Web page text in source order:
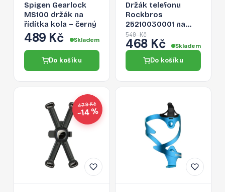
Spigen Gearlock
MS100 držák na
řídítka kola – černý
489 Kč Skladem
Do košíku
Držák telefonu
Rockbros
25210030001 na
řídítka jízdního kola
- černý
540 Kč
468 Kč Skladem
Do košíku
479 Kč
−14 %